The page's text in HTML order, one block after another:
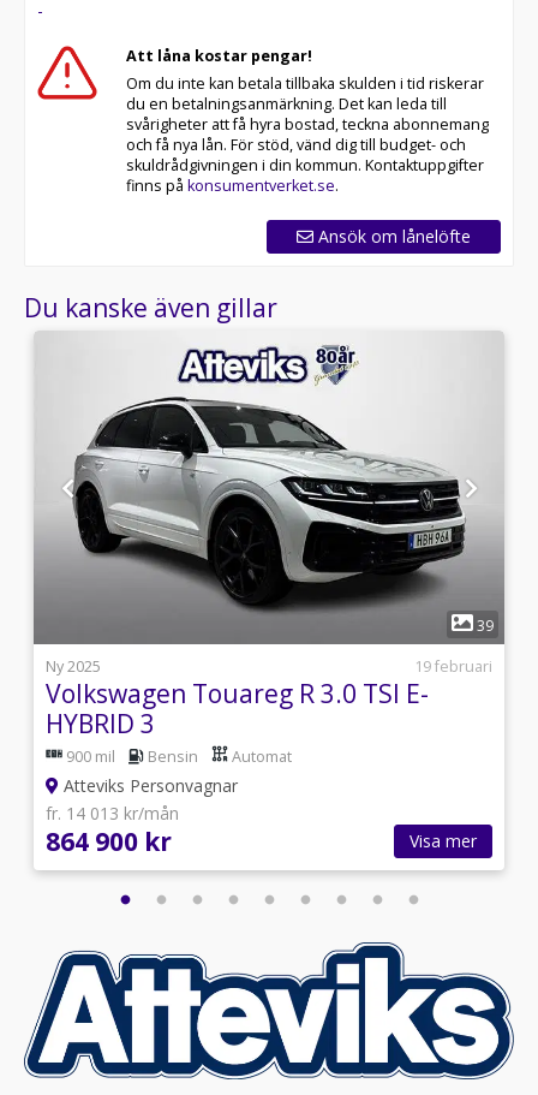
-
Att låna kostar pengar!
Om du inte kan betala tillbaka skulden i tid riskerar
du en betalningsanmärkning. Det kan leda till
svårigheter att få hyra bostad, teckna abonnemang
och få nya lån. För stöd, vänd dig till budget- och
skuldrådgivningen i din kommun. Kontaktuppgifter
finns på konsumentverket.se.
Ansök om lånelöfte
Du kanske även gillar
1
39
Ny 2025
19 februari
Volkswagen Touareg R 3.0 TSI E-
HYBRID 3
900 mil Bensin Automat
Atteviks Personvagnar
fr. 14 013 kr/mån
864 900 kr Visa mer